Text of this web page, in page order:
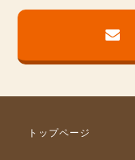
トップページ